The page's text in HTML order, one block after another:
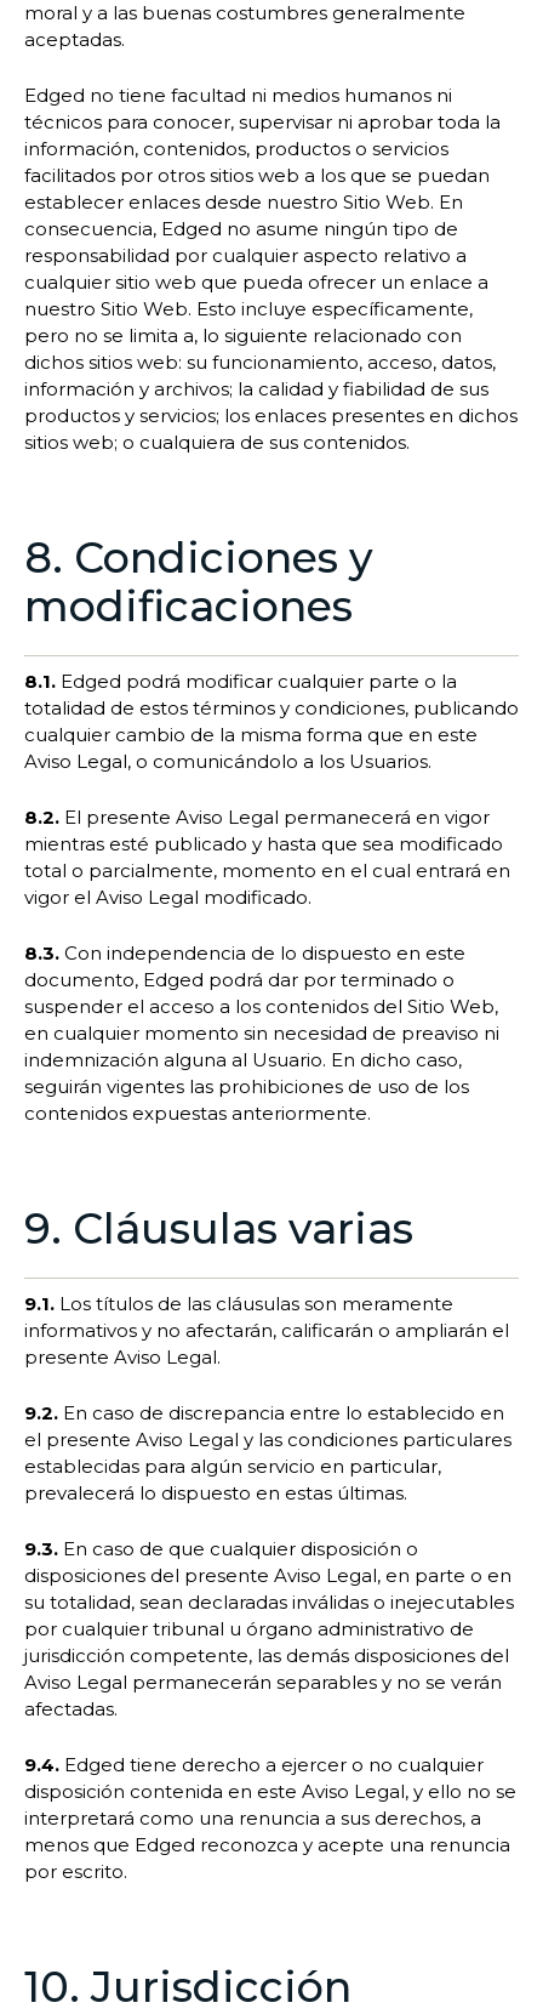
moral y a las buenas costumbres generalmente
aceptadas.
Edged no tiene facultad ni medios humanos ni
técnicos para conocer, supervisar ni aprobar toda la
información, contenidos, productos o servicios
facilitados por otros sitios web a los que se puedan
establecer enlaces desde nuestro Sitio Web. En
consecuencia, Edged no asume ningún tipo de
responsabilidad por cualquier aspecto relativo a
cualquier sitio web que pueda ofrecer un enlace a
nuestro Sitio Web. Esto incluye específicamente,
pero no se limita a, lo siguiente relacionado con
dichos sitios web: su funcionamiento, acceso, datos,
información y archivos; la calidad y fiabilidad de sus
productos y servicios; los enlaces presentes en dichos
sitios web; o cualquiera de sus contenidos.
8. Condiciones y
modificaciones
8.1. Edged podrá modificar cualquier parte o la
totalidad de estos términos y condiciones, publicando
cualquier cambio de la misma forma que en este
Aviso Legal, o comunicándolo a los Usuarios.
8.2. El presente Aviso Legal permanecerá en vigor
mientras esté publicado y hasta que sea modificado
total o parcialmente, momento en el cual entrará en
vigor el Aviso Legal modificado.
8.3. Con independencia de lo dispuesto en este
documento, Edged podrá dar por terminado o
suspender el acceso a los contenidos del Sitio Web,
en cualquier momento sin necesidad de preaviso ni
indemnización alguna al Usuario. En dicho caso,
seguirán vigentes las prohibiciones de uso de los
contenidos expuestas anteriormente.
9. Cláusulas varias
9.1. Los títulos de las cláusulas son meramente
informativos y no afectarán, calificarán o ampliarán el
presente Aviso Legal.
9.2. En caso de discrepancia entre lo establecido en
el presente Aviso Legal y las condiciones particulares
establecidas para algún servicio en particular,
prevalecerá lo dispuesto en estas últimas.
9.3. En caso de que cualquier disposición o
disposiciones del presente Aviso Legal, en parte o en
su totalidad, sean declaradas inválidas o inejecutables
por cualquier tribunal u órgano administrativo de
jurisdicción competente, las demás disposiciones del
Aviso Legal permanecerán separables y no se verán
afectadas.
9.4. Edged tiene derecho a ejercer o no cualquier
disposición contenida en este Aviso Legal, y ello no se
interpretará como una renuncia a sus derechos, a
menos que Edged reconozca y acepte una renuncia
por escrito.
10. Jurisdicción